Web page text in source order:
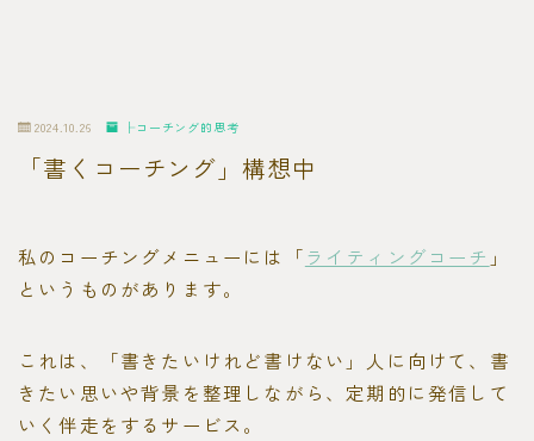
2024.10.26 ├コーチング的思考
「書くコーチング」構想中
私のコーチングメニューには「ライティングコーチ 」
というものがあります。
これは、「書きたいけれど書けない」人に向けて、書
きたい思いや背景を整理しながら、定期的に発信して
いく伴走をするサービス。